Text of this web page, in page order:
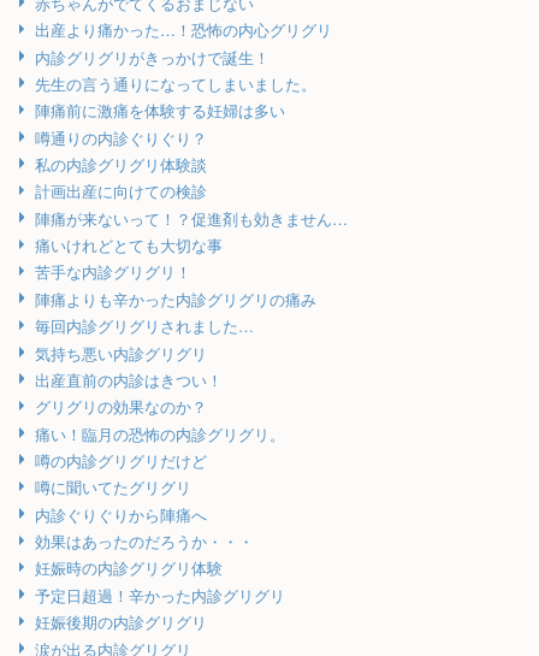
出産より痛かった…！恐怖の内心グリグリ
内診グリグリがきっかけで誕生！
先生の言う通りになってしまいました。
陣痛前に激痛を体験する妊婦は多い
噂通りの内診ぐりぐり？
私の内診グリグリ体験談
計画出産に向けての検診
陣痛が来ないって！？促進剤も効きません…
痛いけれどとても大切な事
苦手な内診グリグリ！
陣痛よりも辛かった内診グリグリの痛み
毎回内診グリグリされました…
気持ち悪い内診グリグリ
出産直前の内診はきつい！
グリグリの効果なのか？
痛い！臨月の恐怖の内診グリグリ。
噂の内診グリグリだけど
噂に聞いてたグリグリ
内診ぐりぐりから陣痛へ
効果はあったのだろうか・・・
妊娠時の内診グリグリ体験
予定日超過！辛かった内診グリグリ
妊娠後期の内診グリグリ
涙が出る内診グリグリ